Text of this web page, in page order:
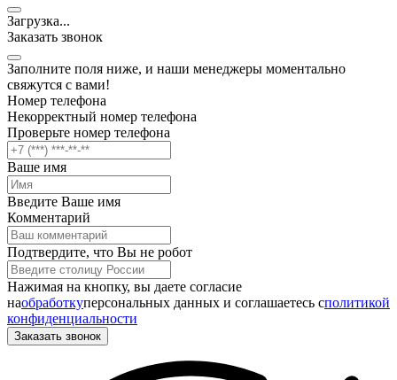
Загрузка...
Заказать звонок
Заполните поля ниже, и наши менеджеры моментально
свяжутся с вами!
Номер телефона
Некорректный номер телефона
Проверьте номер телефона
Ваше имя
Введите Ваше имя
Комментарий
Подтвердите, что Вы не робот
Нажимая на кнопку, вы даете согласие
наобработкуперсональных данных и соглашаетесь cполитикой
конфиденциальности
Заказать звонок